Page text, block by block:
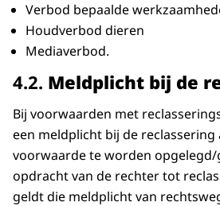
Verbod bepaalde
Houdverbod dieren
Mediaverbod.
​​​​​​​4.2. Meldplicht bij de
Bij voorwaarden met
een meldplicht bij de reclassering
voorwaarde te worden opgelegd/
opdracht van de rechter tot
geldt die meldplicht van